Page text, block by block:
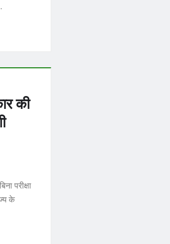
की
परीक्षा
के